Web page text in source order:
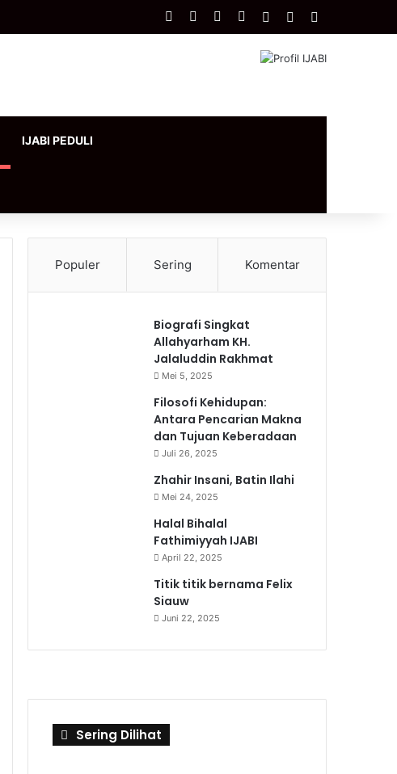
Facebook YouTubeInstagram
Log InArtikel Acak
IJABI PEDULI
Populer Sering Komentar
Biografi Singkat
Allahyarham KH.
Jalaluddin Rakhmat
Mei 5, 2025
Filosofi Kehidupan:
Antara Pencarian Makna
dan Tujuan Keberadaan
Juli 26, 2025
Zhahir Insani, Batin Ilahi
Mei 24, 2025
Halal Bihalal
Fathimiyyah IJABI
April 22, 2025
Titik titik bernama Felix
Siauw
Juni 22, 2025
Sering Dilihat